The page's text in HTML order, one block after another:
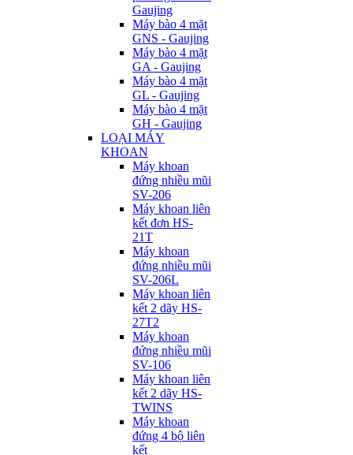
Gaujing
Máy bào 4 mặt
GNS - Gaujing
Máy bào 4 mặt
GA - Gaujing
Máy bào 4 mặt
GL - Gaujing
Máy bào 4 mặt
GH - Gaujing
LOẠI MÁY
KHOAN
Máy khoan
đứng nhiều mũi
SV-206
Máy khoan liên
kết đơn HS-
21T
Máy khoan
đứng nhiều mũi
SV-206L
Máy khoan liên
kết 2 dãy HS-
27T2
Máy khoan
đứng nhiều mũi
SV-106
Máy khoan liên
kết 2 dãy HS-
TWINS
Máy khoan
đứng 4 bộ liên
kết